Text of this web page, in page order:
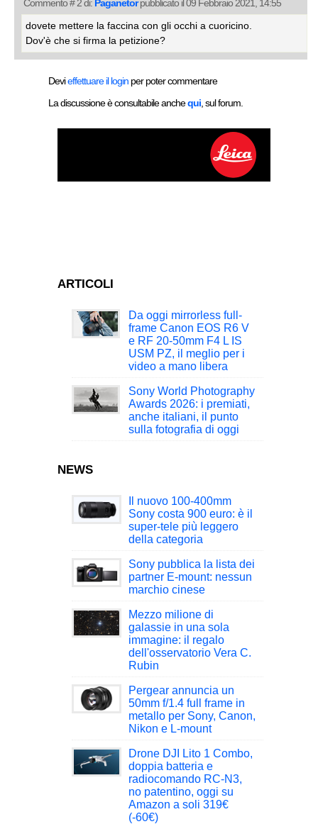
Commento # 2 di: Paganetorpubblicato il 09 Febbraio 2021, 14:55
dovete mettere la faccina con gli occhi a cuoricino.
Dov'è che si firma la petizione?
Devieffettuare il login per poter commentare
La discussione è consultabile anchequi , sul forum.
ARTICOLI
Da oggi mirrorless full-
frame Canon EOS R6 V
e RF 20-50mm F4 L IS
USM PZ, il meglio per i
video a mano libera
Sony World Photography
Awards 2026: i premiati,
anche italiani, il punto
sulla fotografia di oggi
NEWS
Il nuovo 100-400mm
Sony costa 900 euro: è il
super-tele più leggero
della categoria
Sony pubblica la lista dei
partner E-mount: nessun
marchio cinese
Mezzo milione di
galassie in una sola
immagine: il regalo
dell'osservatorio Vera C.
Rubin
Pergear annuncia un
50mm f/1.4 full frame in
metallo per Sony, Canon,
Nikon e L-mount
Drone DJI Lito 1 Combo,
doppia batteria e
radiocomando RC-N3,
no patentino, oggi su
Amazon a soli 319€
(-60€)